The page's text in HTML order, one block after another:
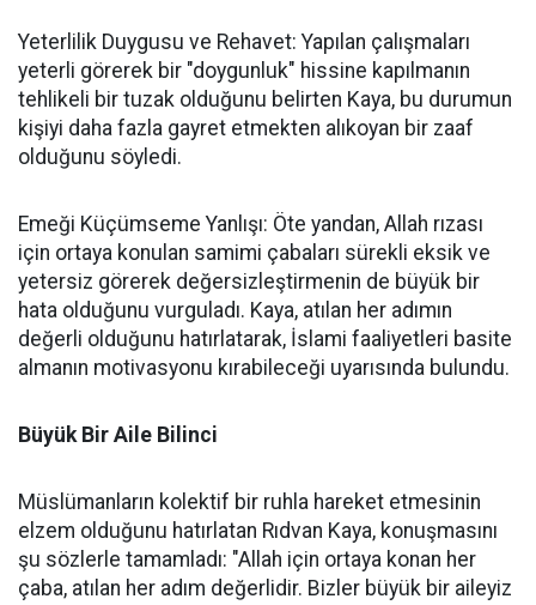
Yeterlilik Duygusu ve Rehavet: Yapılan çalışmaları
yeterli görerek bir "doygunluk" hissine kapılmanın
tehlikeli bir tuzak olduğunu belirten Kaya, bu durumun
kişiyi daha fazla gayret etmekten alıkoyan bir zaaf
olduğunu söyledi.
Emeği Küçümseme Yanlışı: Öte yandan, Allah rızası
için ortaya konulan samimi çabaları sürekli eksik ve
yetersiz görerek değersizleştirmenin de büyük bir
hata olduğunu vurguladı. Kaya, atılan her adımın
değerli olduğunu hatırlatarak, İslami faaliyetleri basite
almanın motivasyonu kırabileceği uyarısında bulundu.
Büyük Bir Aile Bilinci
Müslümanların kolektif bir ruhla hareket etmesinin
elzem olduğunu hatırlatan Rıdvan Kaya, konuşmasını
şu sözlerle tamamladı: "Allah için ortaya konan her
çaba, atılan her adım değerlidir. Bizler büyük bir aileyiz